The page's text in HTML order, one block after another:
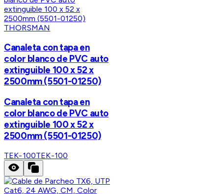
THORSMAN
Canaleta con tapa en
color blanco de PVC auto
extinguible 100 x 52 x
2500mm (5501-01250)
Canaleta con tapa en
color blanco de PVC auto
extinguible 100 x 52 x
2500mm (5501-01250)
TEK-100TEK-100